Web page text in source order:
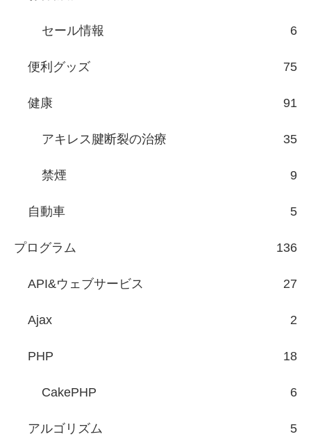
セール情報 6
便利グッズ 75
健康 91
アキレス腱断裂の治療 35
禁煙 9
自動車 5
プログラム 136
API&ウェブサービス 27
Ajax 2
PHP 18
CakePHP 6
アルゴリズム 5